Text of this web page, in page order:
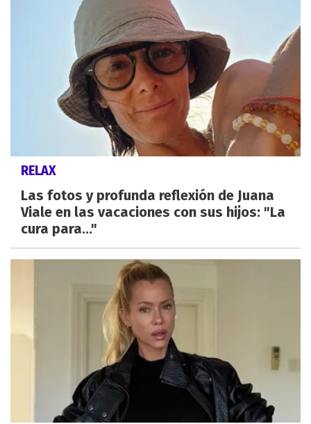
RELAX
Las fotos y profunda reflexión de Juana
Viale en las vacaciones con sus hijos: "La
cura para..."